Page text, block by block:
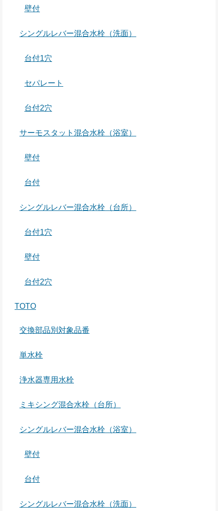
壁付
シングルレバー混合水栓（洗面）
台付1穴
セパレート
台付2穴
サーモスタット混合水栓（浴室）
壁付
台付
シングルレバー混合水栓（台所）
台付1穴
壁付
台付2穴
TOTO
交換部品別対象品番
単水栓
浄水器専用水栓
ミキシング混合水栓（台所）
シングルレバー混合水栓（浴室）
壁付
台付
シングルレバー混合水栓（洗面）